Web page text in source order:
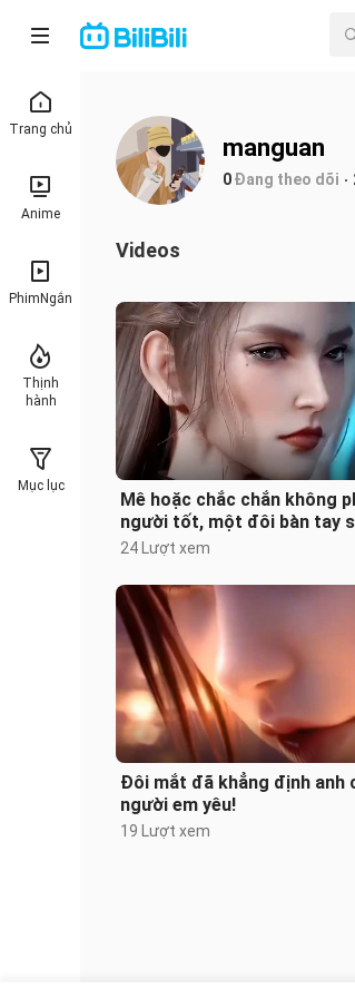
Trang chủ
Anime
PhimNgắn
Thịnh
hành
Mục lục
manguan
0Đang theo dõi
Videos
Mê hoặc chắc chắn không
người tốt, một đôi bàn tay
thể bộc phát sức công kích
24 Lượt xem
Đôi mắt đã khẳng định anh
người em yêu!
19 Lượt xem